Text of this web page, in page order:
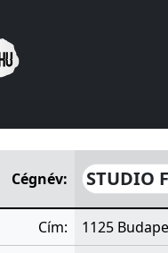
STUDIO FILMGYÁRTÓ ÉS
Cégnév:
STUDIO
Cím:
1125